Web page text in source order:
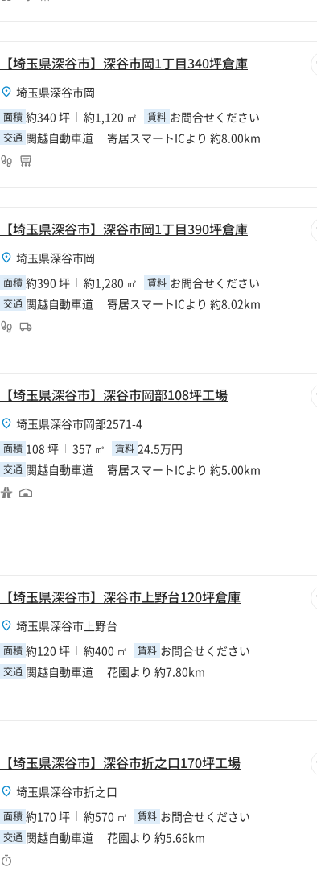
【埼玉県深谷市】深谷市岡1丁目340坪倉庫
埼玉県深谷市岡
面積 約340 坪 約1,120 ㎡ 賃料 お問合せください
交通 関越自動車道 寄居スマートICより 約8.00km
【埼玉県深谷市】深谷市岡1丁目390坪倉庫
埼玉県深谷市岡
面積 約390 坪 約1,280 ㎡ 賃料 お問合せください
交通 関越自動車道 寄居スマートICより 約8.02km
【埼玉県深谷市】深谷市岡部108坪工場
埼玉県深谷市岡部2571-4
面積 108 坪 357 ㎡ 賃料 24.5万円
交通 関越自動車道 寄居スマートICより 約5.00km
【埼玉県深谷市】深⾕市上野台120坪倉庫
埼玉県深谷市上野台
面積 約120 坪 約400 ㎡ 賃料 お問合せください
交通 関越自動車道 花園より 約7.80km
【埼玉県深谷市】深谷市折之口170坪工場
埼玉県深谷市折之口
面積 約170 坪 約570 ㎡ 賃料 お問合せください
交通 関越自動車道 花園より 約5.66km